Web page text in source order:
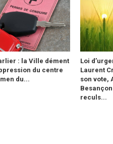
: la Ville dément
du centre
du...
Loi
Laurent
son vote,
reculs...